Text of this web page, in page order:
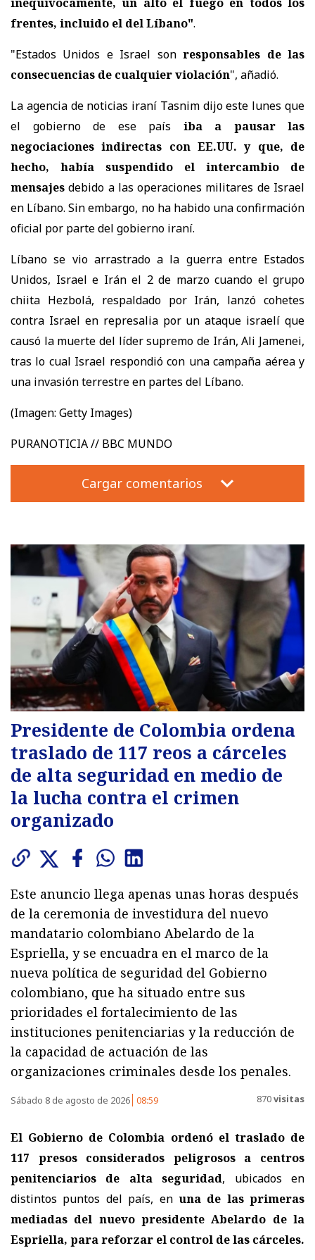
frentes, incluido el del Líbano".
"Estados Unidos e Israel sonresponsables de las
consecuencias de cualquier violación", añadió.
La agencia de noticias iraní Tasnim dijo este lunes que
el gobierno de ese país iba a pausar las
negociaciones indirectas con EE.UU. y que, de
hecho, había suspendido el intercambio de
mensajes debido a las operaciones militares de Israel
en Líbano. Sin embargo, no ha habido una confirmación
oficial por parte del gobierno iraní.
Líbano se vio arrastrado a la guerra entre Estados
Unidos, Israel e Irán el 2 de marzo cuando el grupo
chiita Hezbolá, respaldado por Irán, lanzó cohetes
contra Israel en represalia por un ataque israelí que
causó la muerte del líder supremo de Irán, Ali Jamenei,
tras lo cual Israel respondió con una campaña aérea y
una invasión terrestre en partes del Líbano.
(Imagen: Getty Images)
PURANOTICIA // BBC MUNDO
Cargar comentarios
Presidente de Colombia ordena
traslado de 117 reos a cárceles
de alta seguridad en medio de
la lucha contra el crimen
organizado
Este anuncio llega apenas unas horas después
de la ceremonia de investidura del nuevo
mandatario colombiano Abelardo de la
Espriella, y se encuadra en el marco de la
nueva política de seguridad del Gobierno
colombiano, que ha situado entre sus
prioridades el fortalecimiento de las
instituciones penitenciarias y la reducción de
la capacidad de actuación de las
organizaciones criminales desde los penales.
Sábado 8 de agosto de 2026 08:59 870visitas
El Gobierno de Colombia ordenó el traslado de
117 presos considerados peligrosos a centros
penitenciarios de alta seguridad, ubicados en
distintos puntos del país, en una de las primeras
mediadas del nuevo presidente Abelardo de la
Espriella, para reforzar el control de las cárceles.